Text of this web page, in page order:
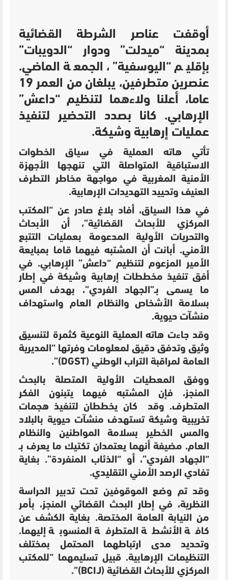
أوقفت عناصر الشرطة القضائية
بمدينة “ميدلت” ودوار “الدويبات”
بإقليم “اليوسفية”، الجمعة الماضي.
عنصرين متطرفين، يبلغان من العمر 19
عاما، أعلنا ولاءهما لتنظيم “داعش”
الإرهابي. كانا بصدد التحضير لتنفيذ
عمليات إرهابية وشيكة.
تأتي هاته العملية في سياق الخطوات
الاستباقية المتواصلة التي تنهجها الأجهزة
الأمنية المغربية في مواجهة مخاطر التطرف
العنيف وتحييد التهديدات الإرهابية.
في هذا السياق، أفاد بلاغ صادر عن “المكتب
المركزي للأبحاث القضائية”، أن الأبحاث
والتحريات الأولية المدعومة بعمليات التتبع
الأمني. أبانت أن المشتبه فيهما قاما بمبايعة
الأمير المزعوم لتنظيم “داعش” الإرهابي. في
أفق تنفيذ مخططات إرهابية وشيكة في إطار
ما يسمى بـ”الجهاد الفردي”، بهدف المس
بسلامة الأشخاص والنظام العام واستهداف
منشآت حيوية.
وقد جاءت هاته العملية النوعية كثمرة لتنسيق
وثيق وتدفق دقيق لمعلومات وفرتها “المديرية
العامة لمراقبة التراب الوطني (DGST)”.
ووفق المعطيات الأولية المتصلة بالبحث
المنجز، فإن المشتبه فيهما يتبنون الفكر
المتطرف. وقد كان يخططان لتنفيذ هجمات
تخريبية وشيكة تستهدف منشآت حيوية بالبلاد
والمس الخطير بسلامة المواطنين والنظام
العام. مضيفة أنهما يعتمدانتكتيك ما يعرف بـ
“الجهاد الفردي”، أو “الذئاب المنفردة”. بغاية
تفادي الرصد الأمني التقليدي.
وقد تم وضع الموقوفين تحت تدبير الحراسة
النظرية، في إطار البحث القضائي المنجز، بأمر
من النيابة العامة المختصة. بغاية الكشف عن
كافة الأنشطة المتطرفة المنسوبة إليهما.
وتحديد مدى ارتباطهما المحتمل بمختلف
التنظيمات الإرهابية. قبيل تسليمهما “للمكتب
المركزي للأبحاث القضائية (BCIJ)”.